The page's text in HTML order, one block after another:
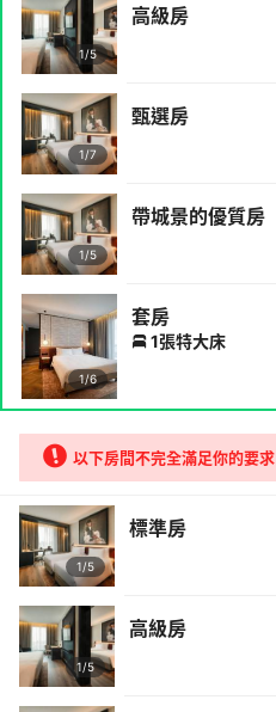
1/5
高級房
1/7
甄選房
1/5
帶城景的優質房
1/6
套房
1張特大床
以下房間不完全滿足你的要求
1/5
標準房
1/5
高級房